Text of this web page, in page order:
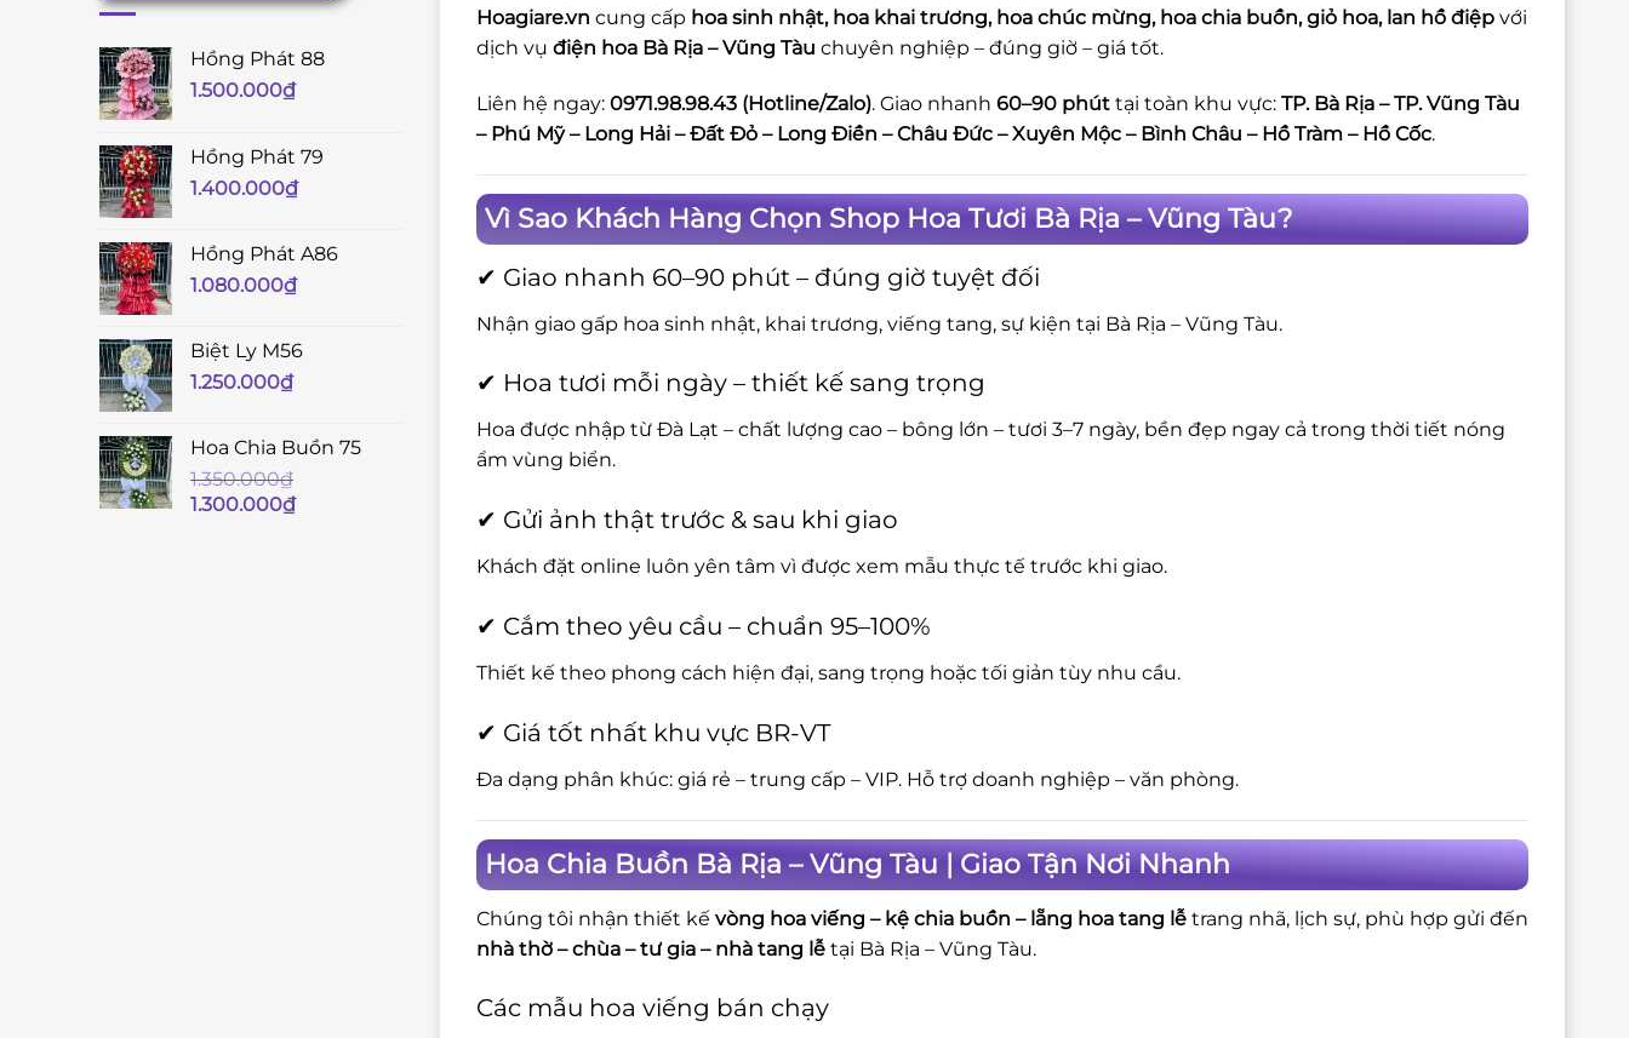
Hồng Phát 88
1.500.000₫
Hồng Phát 79
1.400.000₫
Hồng Phát A86
1.080.000₫
Biệt Ly M56
1.250.000₫
Hoa Chia Buồn 75
1.350.000₫
Giá
1.300.000₫Giá
Hoagiare.vn cung cấp hoa sinh nhật, hoa khai trương, hoa chúc mừng, hoa chia buồn, giỏ hoa, lan hồ điệp với
dịch vụ điện hoa Bà Rịa – Vũng Tàu chuyên nghiệp – đúng giờ – giá tốt.
Liên hệ ngay: 0971.98.98.43 (Hotline/Zalo). Giao nhanh 60–90 phút tại toàn khu vực: TP. Bà Rịa – TP. Vũng Tàu
– Phú Mỹ – Long Hải – Đất Đỏ – Long Điền – Châu Đức – Xuyên Mộc – Bình Châu – Hồ Tràm – Hồ Cốc.
Vì Sao Khách Hàng Chọn Shop Hoa Tươi Bà Rịa – Vũng Tàu?
✔ Giao nhanh 60–90 phút – đúng giờ tuyệt đối
Nhận giao gấp hoa sinh nhật, khai trương, viếng tang, sự kiện tại Bà Rịa – Vũng Tàu.
✔ Hoa tươi mỗi ngày – thiết kế sang trọng
Hoa được nhập từ Đà Lạt – chất lượng cao – bông lớn – tươi 3–7 ngày, bền đẹp ngay cả trong thời tiết nóng
ẩm vùng biển.
✔ Gửi ảnh thật trước & sau khi giao
Khách đặt online luôn yên tâm vì được xem mẫu thực tế trước khi giao.
✔ Cắm theo yêu cầu – chuẩn 95–100%
Thiết kế theo phong cách hiện đại, sang trọng hoặc tối giản tùy nhu cầu.
✔ Giá tốt nhất khu vực BR-VT
Đa dạng phân khúc: giá rẻ – trung cấp – VIP. Hỗ trợ doanh nghiệp – văn phòng.
Hoa Chia Buồn Bà Rịa – Vũng Tàu | Giao Tận Nơi Nhanh
Chúng tôi nhận thiết kế vòng hoa viếng – kệ chia buồn – lẵng hoa tang lễ trang nhã, lịch sự, phù hợp gửi đến
nhà thờ – chùa – tư gia – nhà tang lễ tại Bà Rịa – Vũng Tàu.
Các mẫu hoa viếng bán chạy